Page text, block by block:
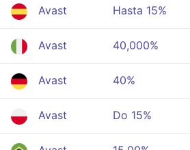
Avast Hasta 15%
Avast 40,000%
Avast 40%
Avast Do 15%